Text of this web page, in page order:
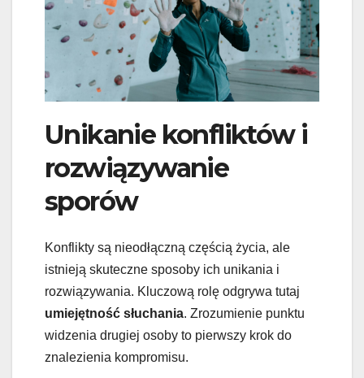
Unikanie konfliktów i
rozwiązywanie
sporów
Konflikty są nieodłączną częścią życia, ale
istnieją skuteczne sposoby ich unikania i
rozwiązywania. Kluczową rolę odgrywa tutaj
umiejętność słuchania. Zrozumienie punktu
widzenia drugiej osoby to pierwszy krok do
znalezienia kompromisu.